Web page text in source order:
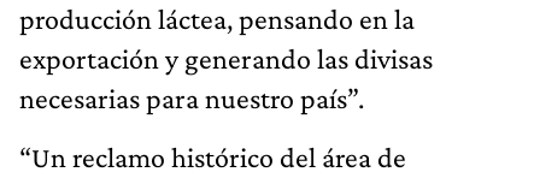
producción láctea, pensando en la
exportación y generando las divisas
necesarias para nuestro país”.
“Un reclamo histórico del área de